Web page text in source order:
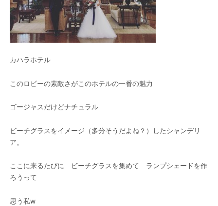
カハラホテル
このロビーの素敵さがこのホテルの一番の魅力
ゴージャスだけどナチュラル
ビーチグラスをイメージ（多分そうだよね？）したシャンデリ
ア。
ここに来るたびに ビーチグラスを集めて ランプシェードを作
ろうって
思う私w